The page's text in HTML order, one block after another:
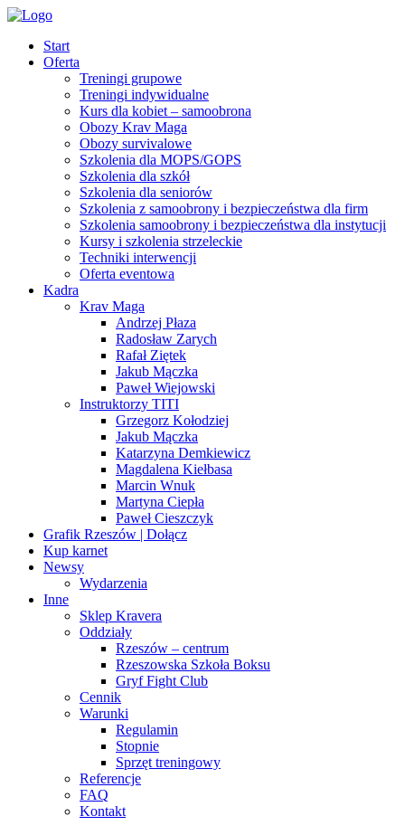
Start
Oferta
Treningi grupowe
Treningi indywidualne
Kurs dla kobiet – samoobrona
Obozy Krav Maga
Obozy survivalowe
Szkolenia dla MOPS/GOPS
Szkolenia dla szkół
Szkolenia dla seniorów
Szkolenia z samoobrony i bezpieczeństwa dla firm
Szkolenia samoobrony i bezpieczeństwa dla instytucji
Kursy i szkolenia strzeleckie
Techniki interwencji
Oferta eventowa
Kadra
Krav Maga
Andrzej Płaza
Radosław Zarych
Rafał Ziętek
Jakub Mączka
Paweł Wiejowski
Instruktorzy TITI
Grzegorz Kołodziej
Jakub Mączka
Katarzyna Demkiewicz
Magdalena Kiełbasa
Marcin Wnuk
Martyna Ciepła
Paweł Cieszczyk
Grafik Rzeszów | Dołącz
Kup karnet
Newsy
Wydarzenia
Inne
Sklep Kravera
Oddziały
Rzeszów – centrum
Rzeszowska Szkoła Boksu
Gryf Fight Club
Cennik
Warunki
Regulamin
Stopnie
Sprzęt treningowy
Referencje
FAQ
Kontakt